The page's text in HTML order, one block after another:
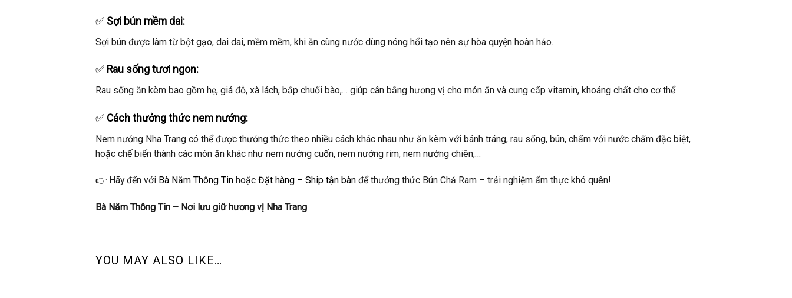
✅ Sợi bún mềm dai:
Sợi bún được làm từ bột gạo, dai dai, mềm mềm, khi ăn cùng nước dùng nóng hổi tạo nên sự hòa quyện hoàn hảo.
✅ Rau sống tươi ngon:
Rau sống ăn kèm bao gồm hẹ, giá đỗ, xà lách, bắp chuối bào,… giúp cân bằng hương vị cho món ăn và cung cấp vitamin, khoáng chất cho cơ thể.
✅ Cách thưởng thức nem nướng:
Nem nướng Nha Trang có thể được thưởng thức theo nhiều cách khác nhau như ăn kèm với bánh tráng, rau sống, bún, chấm với nước chấm đặc biệt,
hoặc chế biến thành các món ăn khác như nem nướng cuốn, nem nướng rim, nem nướng chiên,…
👉 Hãy đến với Bà Năm Thông Tin hoặc Đặt hàng – Ship tận bàn để thưởng thức Bún Chả Ram – trải nghiệm ẩm thực khó quên!
Bà Năm Thông Tin – Nơi lưu giữ hương vị Nha Trang
YOU MAY ALSO LIKE…